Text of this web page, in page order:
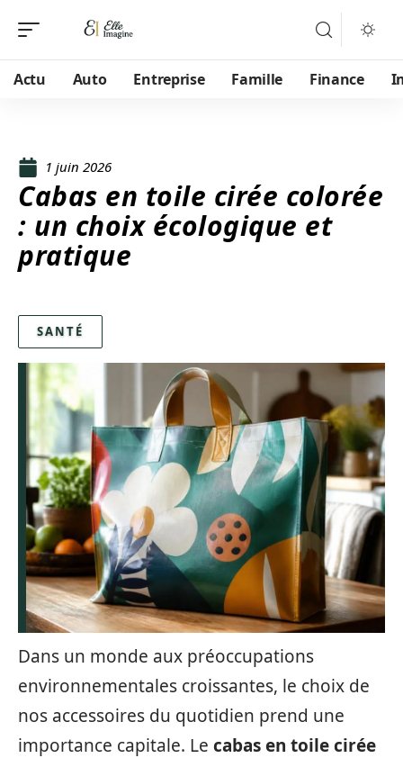
Actu Auto Entreprise Famille Finance
1 juin 2026
Cabas en toile cirée colorée
: un choix écologique et
pratique
SANTÉ
Dans un monde aux préoccupations
environnementales croissantes, le choix de
nos accessoires du quotidien prend une
importance capitale. Le cabas en toile cirée